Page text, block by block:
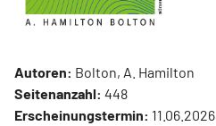
Autoren: Bolton, A. Hamilton
Seitenanzahl: 448
Erscheinungstermin: 11.06.2026